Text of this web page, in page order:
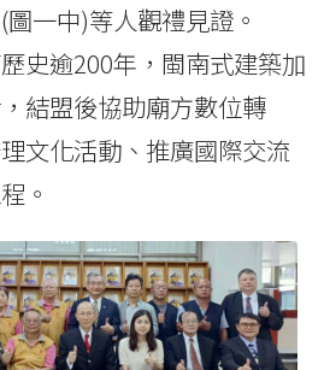
一中)等人觀禮見證。
史逾200年，閩南式建築加
結盟後協助廟方數位轉
文化活動、推廣國際交流
。